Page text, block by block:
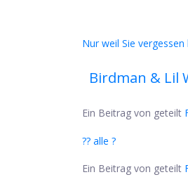
Nur weil Sie vergessen
Birdman & Lil
Ein Beitrag von geteilt
?? alle ?
Ein Beitrag von geteilt